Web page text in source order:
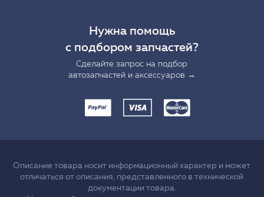
Нужна помощь
с подбором запчастей?
Сделайте запрос на подбор
автозапчастей и аксессуаров →
Описание товара носит информационный характер и может
отличаться от описания, представленного в технической
документации товара.